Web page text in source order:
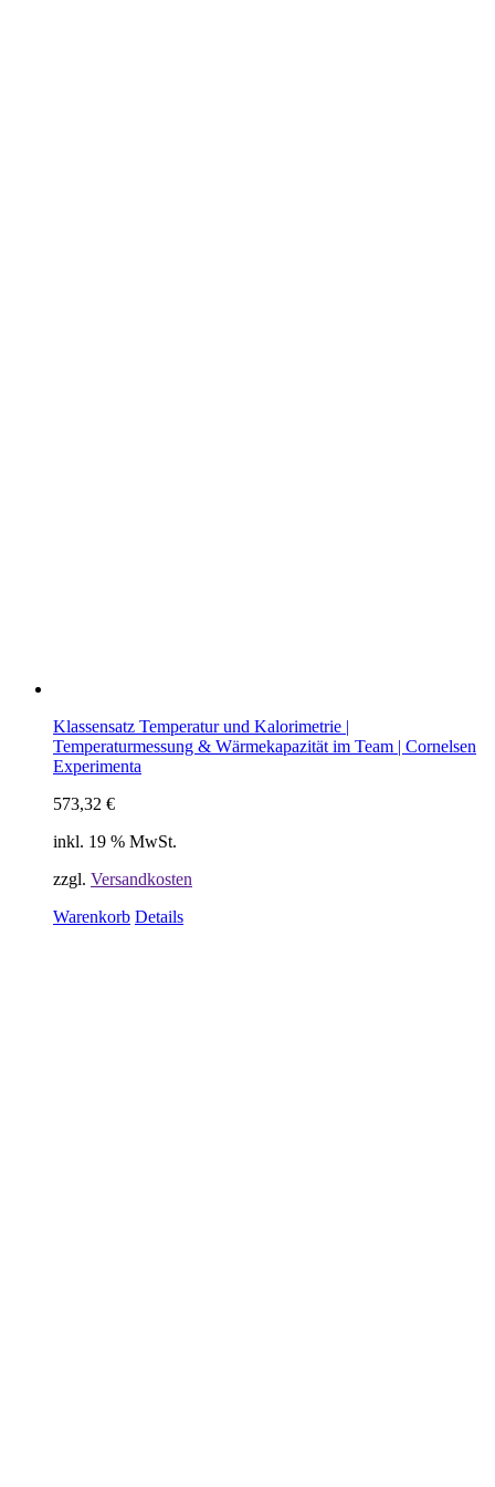
Klassensatz Temperatur und Kalorimetrie |
Temperaturmessung & Wärmekapazität im Team | Cornelsen
Experimenta
573,32 €
inkl. 19 % MwSt.
zzgl. Versandkosten
Warenkorb Details